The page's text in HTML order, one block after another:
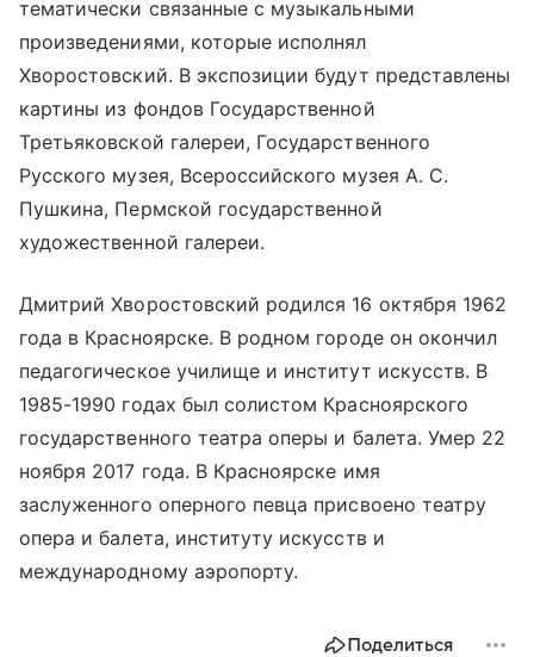
тематически связанные с музыкальными
произведениями, которые исполнял
Хворостовский. В экспозиции будут представлены
картины из фондов Государственной
Третьяковской галереи, Государственного
Русского музея, Всероссийского музея А. С.
Пушкина, Пермской государственной
художественной галереи.
Дмитрий Хворостовский родился 16 октября 1962
года в Красноярске. В родном городе он окончил
педагогическое училище и институт искусств. В
1985-1990 годах был солистом Красноярского
государственного театра оперы и балета. Умер 22
ноября 2017 года. В Красноярске имя
заслуженного оперного певца присвоено театру
опера и балета, институту искусств и
международному аэропорту.
Поделиться